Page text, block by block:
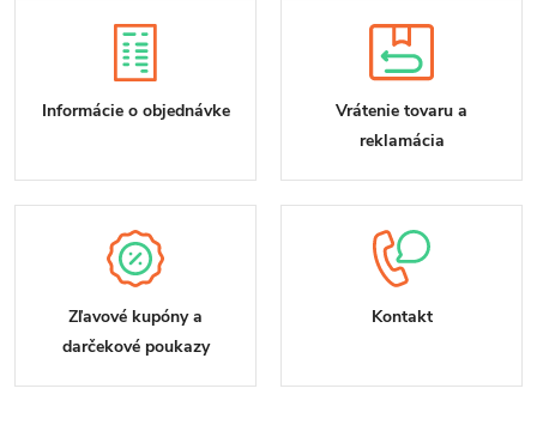
Informácie o objednávke
Vrátenie tovaru a
reklamácia
Zľavové kupóny a
darčekové poukazy
Kontakt